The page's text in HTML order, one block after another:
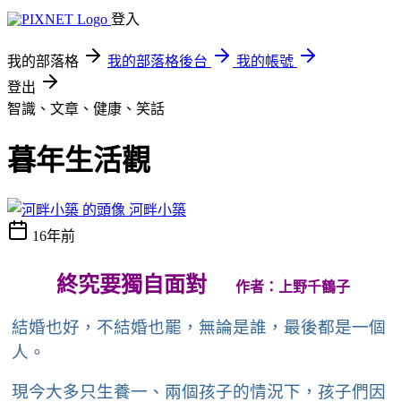
登入
我的部落格 我的部落格後台
我的帳號
登出
智識、文章、健康、笑話
暮年生活觀
河畔小築
16年前
終究要獨自面對 作者：上野千鶴子
結婚也好，不結婚也罷，無論是誰，最後都是一個
人。
現今大多只生養一、兩個孩子的情況下，孩子們因